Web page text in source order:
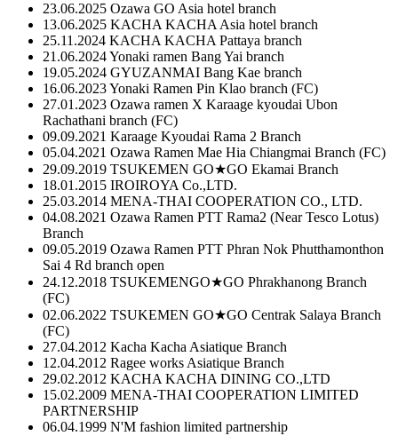
23.06.2025 Ozawa GO Asia hotel branch
13.06.2025 KACHA KACHA Asia hotel branch
25.11.2024 KACHA KACHA Pattaya branch
21.06.2024Yonaki ramen Bang Yai branch
19.05.2024 GYUZANMAI Bang Kae branch
16.06.2023Yonaki Ramen Pin Klao branch (FC)
27.01.2023 Ozawa ramen X Karaage kyoudai Ubon
Rachathani branch (FC)
09.09.2021 Karaage Kyoudai Rama 2 Branch
05.04.2021 Ozawa Ramen Mae Hia Chiangmai Branch (FC)
29.09.2019 TSUKEMEN GO★GO Ekamai Branch
18.01.2015 IROIROYA Co.,LTD.
25.03.2014 MENA-THAI COOPERATION CO., LTD.
04.08.2021 Ozawa Ramen PTT Rama2 (Near Tesco Lotus)
Branch
09.05.2019 Ozawa Ramen PTT Phran Nok Phutthamonthon
Sai 4 Rd branch open
24.12.2018 TSUKEMENGO★GO Phrakhanong Branch
(FC)
02.06.2022 TSUKEMEN GO★GO Centrak Salaya Branch
(FC)
27.04.2012 Kacha Kacha Asiatique Branch
12.04.2012 Ragee works Asiatique Branch
29.02.2012 KACHA KACHA DINING CO.,LTD
15.02.2009 MENA-THAI COOPERATION LIMITED
PARTNERSHIP
06.04.1999 N'M fashion limited partnership